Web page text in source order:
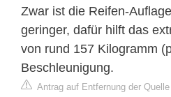
Zwar ist die Reifen-
geringer, dafür hilft das
von rund 157 Kilogramm
Beschleunigung.
Antrag auf Entfernung der Quelle